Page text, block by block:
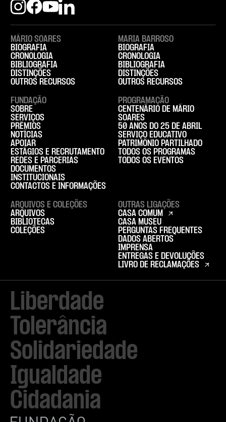
Liberdade
Tolerância
Solidariedade
Igualdade
Cidadania
MÁRIO SOARES
BIOGRAFIA
CRONOLOGIA
BIBLIOGRAFIA
DISTINÇÕES
OUTROS RECURSOS
MARIA BARROSO
BIOGRAFIA
CRONOLOGIA
BIBLIOGRAFIA
DISTINÇÕES
OUTROS RECURSOS
FUNDAÇÃO
SOBRE
SERVIÇOS
PRÉMIOS
NOTÍCIAS
APOIAR
ESTÁGIOS E RECRUTAMENTO
REDES E PARCERIAS
DOCUMENTOS
INSTITUCIONAIS
CONTACTOS E INFORMAÇÕES
PROGRAMAÇÃO
CENTENÁRIO DE MÁRIO
SOARES
50 ANOS DO 25 DE ABRIL
SERVIÇO EDUCATIVO
PATRIMÓNIO PARTILHADO
TODOS OS PROGRAMAS
TODOS OS EVENTOS
ARQUIVOS E COLEÇÕES
ARQUIVOS
BIBLIOTECAS
COLEÇÕES
OUTRAS LIGAÇÕES
CASA COMUM
CASA MUSEU
PERGUNTAS FREQUENTES
DADOS ABERTOS
IMPRENSA
ENTREGAS E DEVOLUÇÕES
LIVRO DE RECLAMAÇÕES